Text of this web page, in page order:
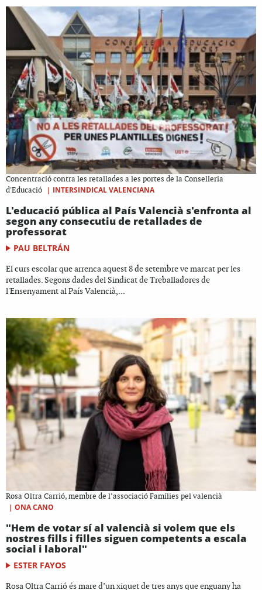
Concentració contra les retallades a les portes de la Conselleria
d'Educació
| INTERSINDICAL VALENCIANA
L'educació pública al País Valencià s'enfronta al
segon any consecutiu de retallades de
professorat
PAU BELTRÁN
El curs escolar que arrenca aquest 8 de setembre ve marcat per les
retallades. Segons dades del Sindicat de Treballadores de
l'Ensenyament al País Valencià,...
Rosa Oltra Carrió, membre de l’associació Famílies pel valencià
| ONA CANO
"Hem de votar sí al valencià si volem que els
nostres fills i filles siguen competents a escala
social i laboral"
ESTER FAYOS
Rosa Oltra Carrió és mare d’un xiquet de tres anys que enguany ha